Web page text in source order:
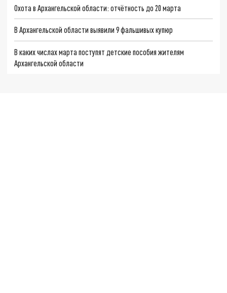
Охота в Архангельской области: отчётность до 20 марта
В Архангельской области выявили 9 фальшивых купюр
В каких числах марта поступят детские пособия жителям
Архангельской области